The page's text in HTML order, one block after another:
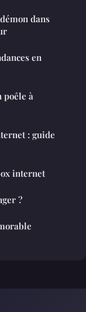
dans
en
poêle à
: guide
internet
?